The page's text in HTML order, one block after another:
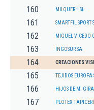
160 MILQUERH SL
161 SMARTFIL SPORT
162 MIGUEL VICEDO
163 INGOSUR SA
164 CREACIONES
165 TEJIDOS EUROPA
166 HIJOS DE M.
167 PLOTEX